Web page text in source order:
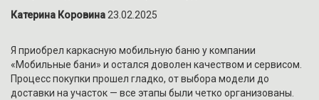
Катерина Коровина 23.02.2025
Я приобрел каркасную мобильную баню у компании
«Мобильные бани» и остался доволен качеством и сервисом.
Процесс покупки прошел гладко, от выбора модели до
доставки на участок — все этапы были четко организованы.